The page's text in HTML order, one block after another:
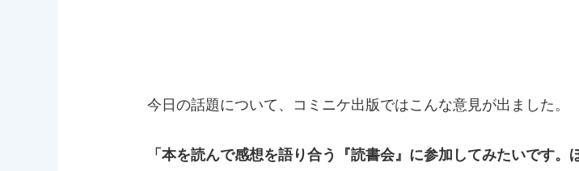
今日の話題について、コミニケ出版ではこんな意見が出ました。
「本を読んで感想を語り合う『読書会』に参加してみたいです